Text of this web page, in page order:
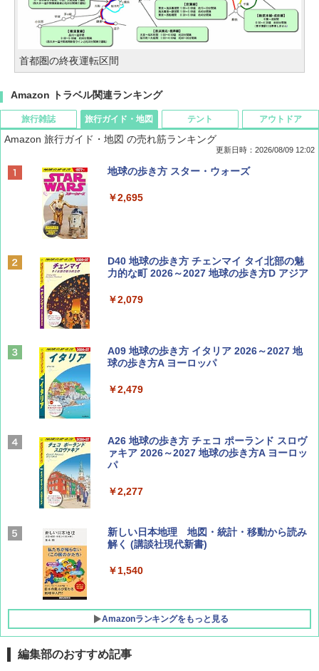
首都圏の終夜運転区間
Amazon トラベル関連ランキング
旅行雑誌
BE-PAL(ビ-パル) 2026年 9 月号【特別付録:
ディズニーファン ２０２６年 ９月号 [雑
誌] (ＤＩＳＮＥＹ ＦＡＮ)
￥713
山と溪谷 2026年8月号「南アルプス大全」
Coyote No.89 特集 星野道夫 夢見る旅
￥1,540
AIRLINE（エアライン）2026年9月号【特
集】ボーイング110周年を祝して！
￥1,760
旅行ガイド・地図
Amazon 旅行ガイド・地図 の売れ筋ランキング
更新日時：2026/08/09 12:02
地球の歩き方 スター・ウォーズ
￥2,695
D40 地球の歩き方 チェンマイ タイ北部の魅
力的な町 2026～2027 地球の歩き方D アジア
￥2,079
A09 地球の歩き方 イタリア 2026～2027 地
球の歩き方A ヨーロッパ
￥2,479
A26 地球の歩き方 チェコ ポーランド スロヴ
ァキア 2026～2027 地球の歩き方A ヨーロッ
パ
￥2,277
新しい日本地理 地図・統計・移動から読み
解く (講談社現代新書)
￥1,540
Amazonランキングをもっと見る
テント アウトドア
編集部のおすすめ記事